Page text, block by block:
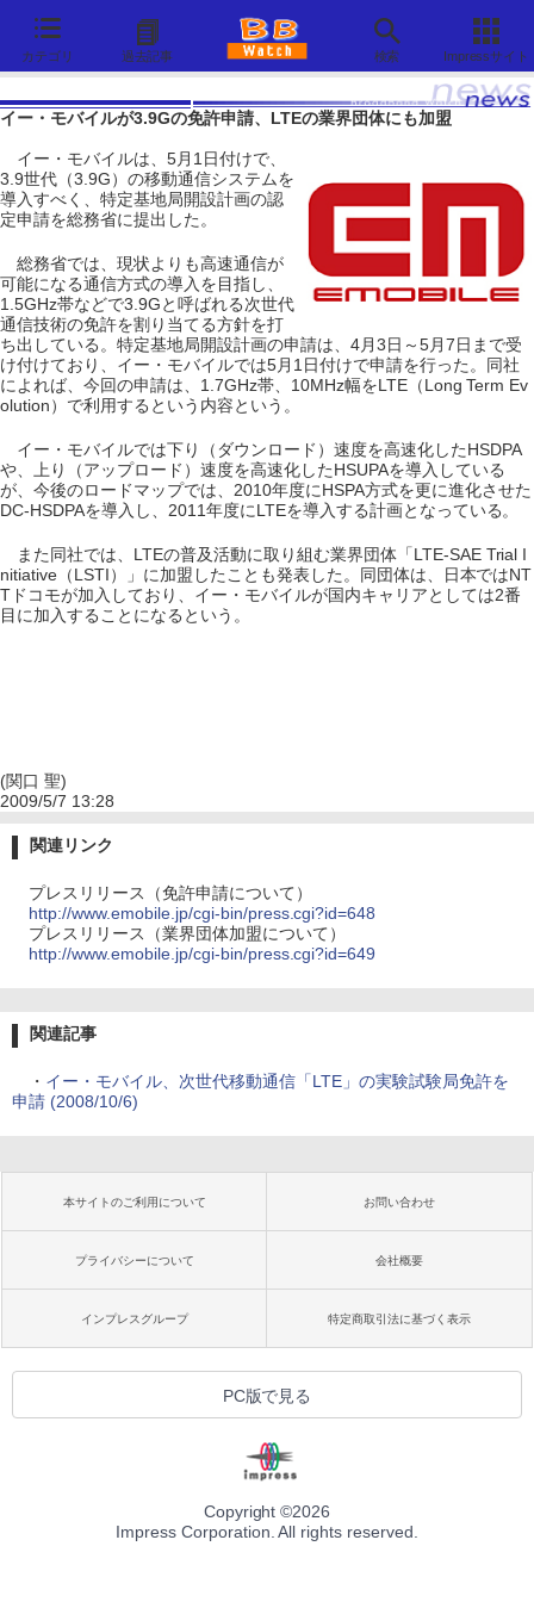
カテゴリ 過去記事 検索 Impressサイト
イー・モバイルが3.9Gの免許申請、LTEの業界団体にも加盟
イー・モバイルは、5月1日付けで、
3.9世代（3.9G）の移動通信システムを
導入すべく、特定基地局開設計画の認
定申請を総務省に提出した。
総務省では、現状よりも高速通信が
可能になる通信方式の導入を目指し、
1.5GHz帯などで3.9Gと呼ばれる次世代
通信技術の免許を割り当てる方針を打
ち出している。特定基地局開設計画の申請は、4月3日～5月7日まで受
け付けており、イー・モバイルでは5月1日付けで申請を行った。同社
によれば、今回の申請は、1.7GHz帯、10MHz幅をLTE（Long Term Ev
olution）で利用するという内容という。
イー・モバイルでは下り（ダウンロード）速度を高速化したHSDPA
や、上り（アップロード）速度を高速化したHSUPAを導入している
が、今後のロードマップでは、2010年度にHSPA方式を更に進化させた
DC-HSDPAを導入し、2011年度にLTEを導入する計画となっている。
また同社では、LTEの普及活動に取り組む業界団体「LTE-SAE Trial I
nitiative（LSTI）」に加盟したことも発表した。同団体は、日本ではNT
Tドコモが加入しており、イー・モバイルが国内キャリアとしては2番
目に加入することになるという。
(関口 聖)
2009/5/7 13:28
関連リンク
プレスリリース（免許申請について）
http://www.emobile.jp/cgi-bin/press.cgi?id=648
プレスリリース（業界団体加盟について）
http://www.emobile.jp/cgi-bin/press.cgi?id=649
関連記事
・ イー・モバイル、次世代移動通信「LTE」の実験試験局免許を
申請 (2008/10/6)
本サイトのご利用について お問い合わせ
プライバシーについて 会社概要
インプレスグループ 特定商取引法に基づく表示
PC版で見る
Copyright ©2026
Impress Corporation. All rights reserved.